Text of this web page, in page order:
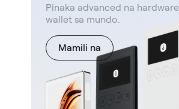
Pinaka advanced na hardware
wallet sa mundo.
Mamili na